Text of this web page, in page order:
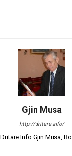
Gjin Musa
http://dritare.info/
Dritare.Info Gjin Musa,